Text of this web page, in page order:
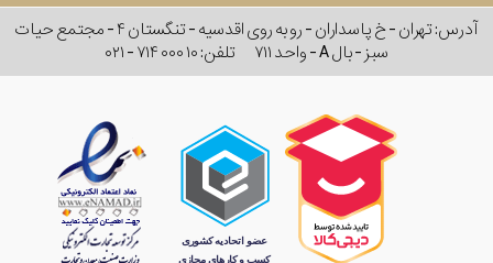
آدرس: تهران - خ پاسداران - رو به روی اقدسیه - تنگستان ۴ - مجتمع حیات
سبز - بال A - واحد ۷۱۱
تلفن:۰۲۱ - ۷۱۴ ۰۰۰ ۱۰